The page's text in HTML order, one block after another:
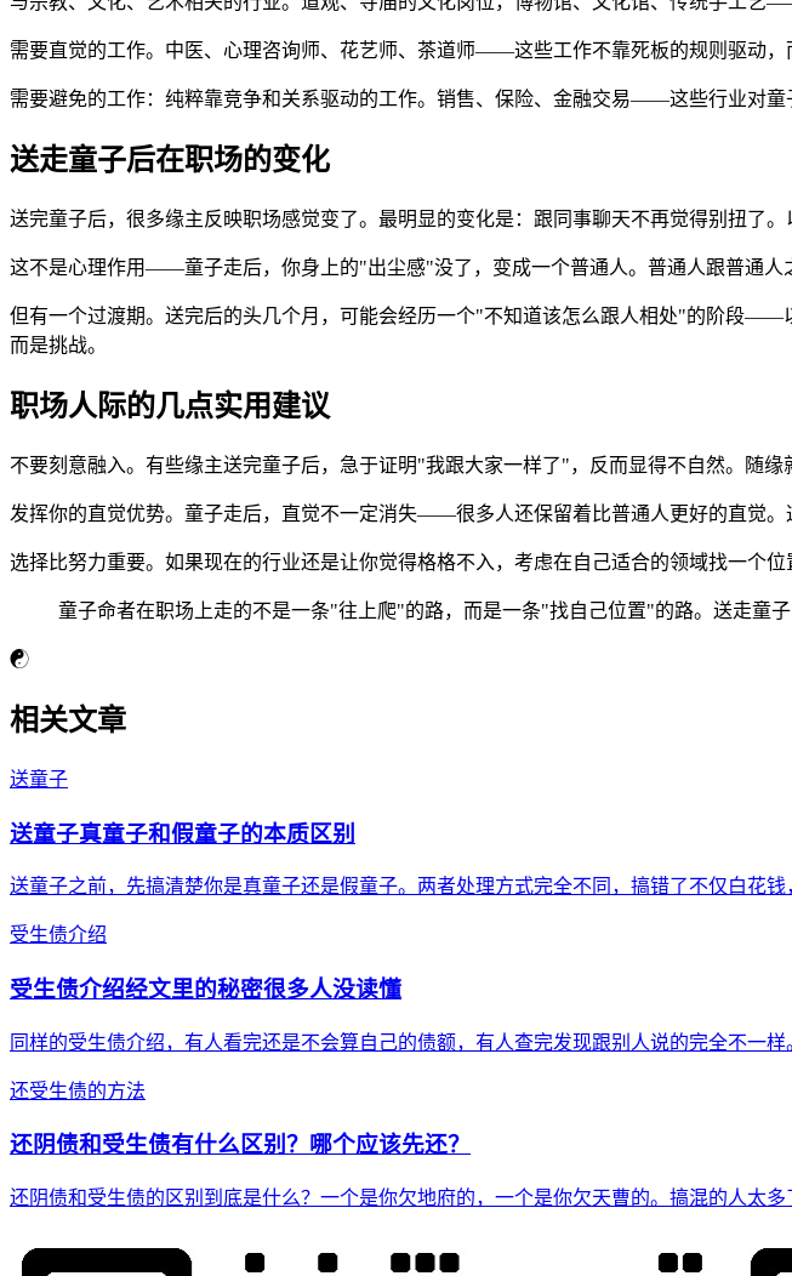
需要直觉的工作。中医、心理咨询师、花艺师、茶道师——这些工作不靠死板的规则驱动，
需要避免的工作：纯粹靠竞争和关系驱动的工作。销售、保险、金融交易——这些行业对童
送走童子后在职场的变化
送完童子后，很多缘主反映职场感觉变了。最明显的变化是：跟同事聊天不再觉得别扭了
这不是心理作用——童子走后，你身上的"出尘感"没了，变成一个普通人。普通人跟普通人
但有一个过渡期。送完后的头几个月，可能会经历一个"不知道该怎么跟人相处"的阶段
而是挑战。
职场人际的几点实用建议
不要刻意融入。有些缘主送完童子后，急于证明"我跟大家一样了"，反而显得不自然。随
发挥你的直觉优势。童子走后，直觉不一定消失——很多人还保留着比普通人更好的直觉。
选择比努力重要。如果现在的行业还是让你觉得格格不入，考虑在自己适合的领域找一个
童子命者在职场上走的不是一条"往上爬"的路，而是一条"找自己位置"的路。送走童
☯
相关文章
送童子
送童子真童子和假童子的本质区别
送童子之前，先搞清楚你是真童子还是假童子。两者处理方式完全不同，搞错了不仅白花
受生债介绍
受生债介绍经文里的秘密很多人没读懂
同样的受生债介绍，有人看完还是不会算自己的债额，有人查完发现跟别人说的完全不一
还受生债的方法
还阴债和受生债有什么区别？哪个应该先还？
还阴债和受生债的区别到底是什么？一个是你欠地府的，一个是你欠天曹的。搞混的人太